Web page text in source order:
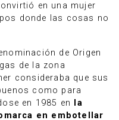
en una mujer
donde las cosas no
de Origen
de la zona
consideraba que sus
como para
en 1985 en
la
en embotellar